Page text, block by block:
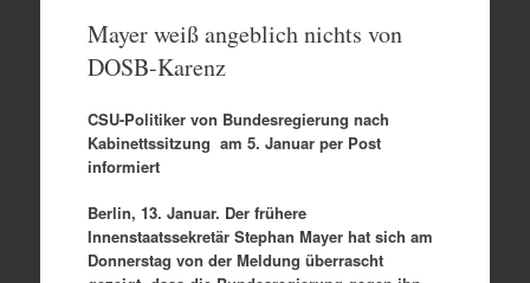
Mayer weiß angeblich nichts von
DOSB-Karenz
CSU-Politiker von Bundesregierung nach
Kabinettssitzung am 5. Januar per Post
informiert
Berlin, 13. Januar. Der frühere
Innenstaatssekretär Stephan Mayer hat sich am
Donnerstag von der Meldung überrascht